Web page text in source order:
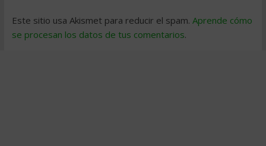
Este sitio usa Akismet para reducir el spam. Aprende cómo
se procesan los datos de tus comentarios.